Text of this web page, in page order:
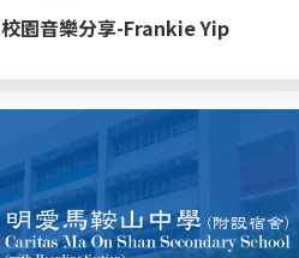
校園音樂分享-Frankie Yip